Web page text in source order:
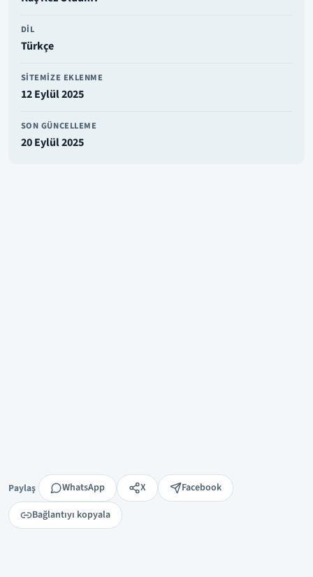
DIL
Türkçe
SITEMIZE EKLENME
12 Eylül 2025
SON GÜNCELLEME
20 Eylül 2025
Paylaş
Paylaş WhatsApp X
Facebook
Bağlantıyı kopyala